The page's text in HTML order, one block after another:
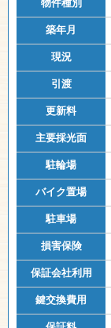
物件種別
築年月
現況
引渡
更新料
主要採光面
駐輪場
バイク置場
駐車場
損害保険
保証会社利用
鍵交換費用